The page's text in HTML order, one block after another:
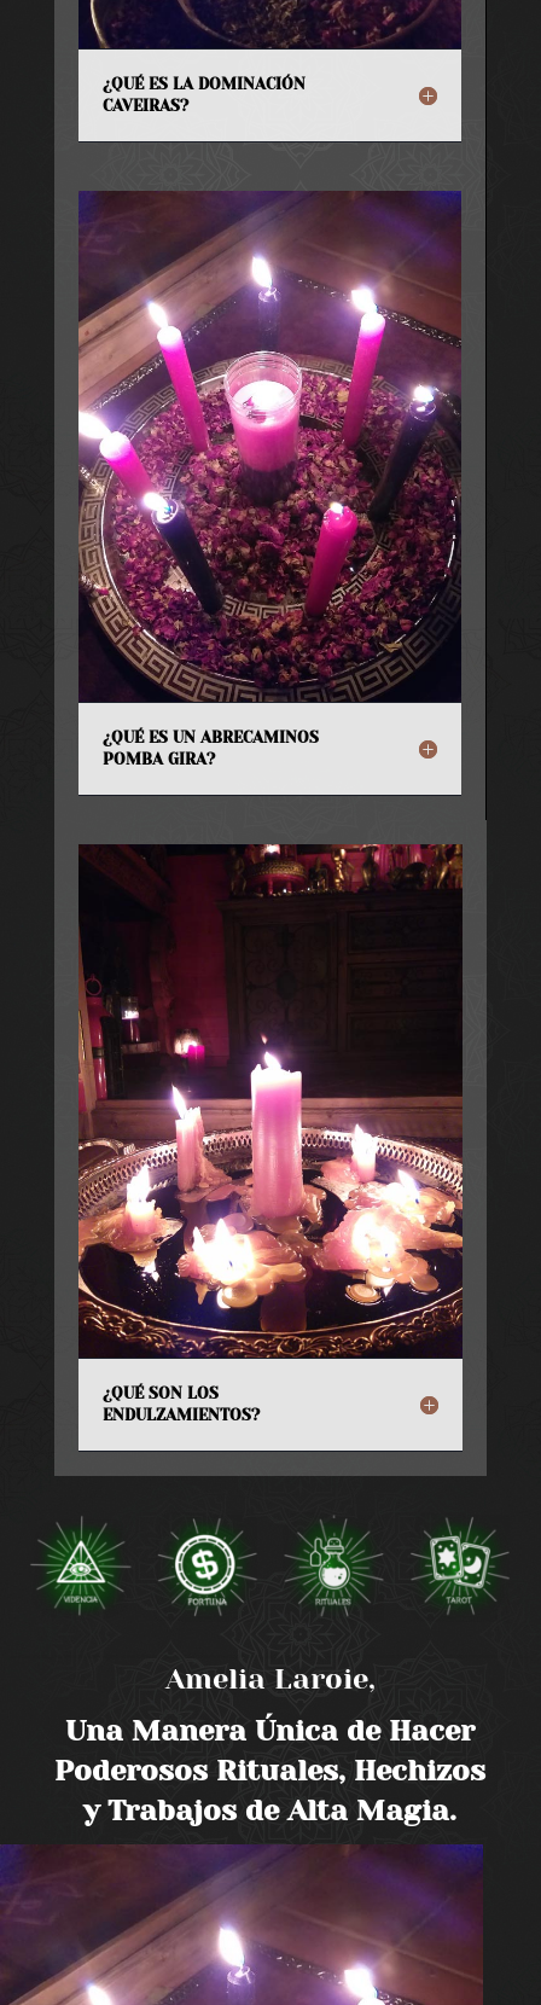
¿QUÉ ES LA DOMINACIÓN
CAVEIRAS?
¿QUÉ ES UN ABRECAMINOS
POMBA GIRA?
¿QUÉ SON LOS
ENDULZAMIENTOS?
Amelia Laroie,
Una Manera Única de Hacer
Poderosos Rituales, Hechizos
y Trabajos de Alta Magia.